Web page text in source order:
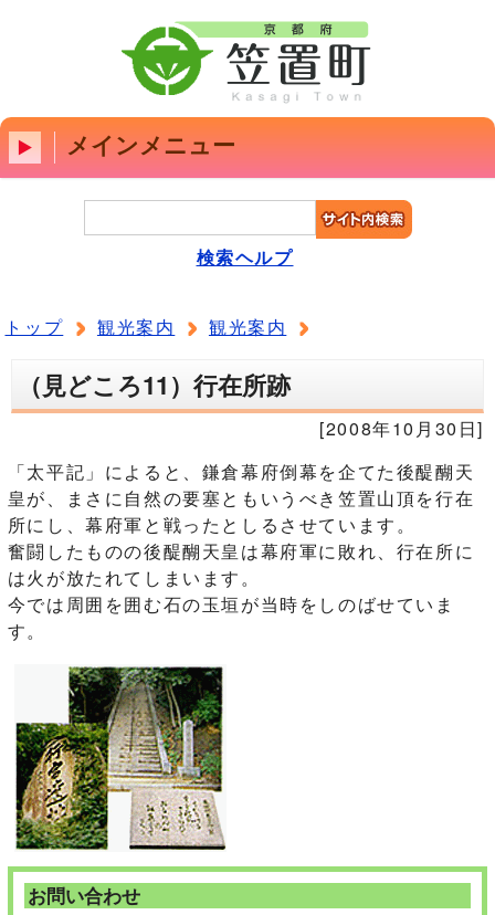
メインメニュー
検索ヘルプ
トップ 観光案内 観光案内
（見どころ11）行在所跡
[2008年10月30日]
「太平記」によると、鎌倉幕府倒幕を企てた後醍醐天
皇が、まさに自然の要塞ともいうべき笠置山頂を行在
所にし、幕府軍と戦ったとしるさせています。
奮闘したものの後醍醐天皇は幕府軍に敗れ、行在所に
は火が放たれてしまいます。
今では周囲を囲む石の玉垣が当時をしのばせていま
す。
お問い合わせ